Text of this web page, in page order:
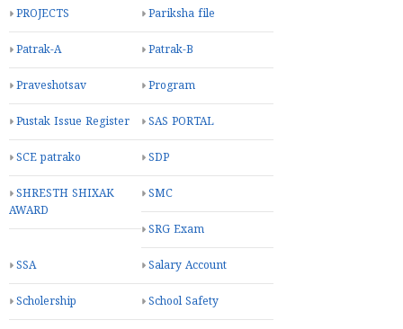
PROJECTS Pariksha file
Patrak-A Patrak-B
Praveshotsav Program
Pustak Issue Register SAS PORTAL
SCE patrako SDP
SHRESTH SHIXAK
AWARD
SMC
SRG Exam
SSA Salary Account
Scholership School Safety